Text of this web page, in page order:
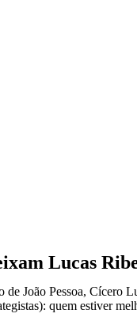
Lucas
João Pessoa,
quem estiver